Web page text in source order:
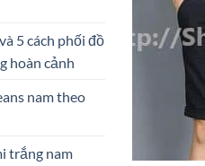
5 cách phối đồ
hoàn cảnh
nam theo
trắng nam